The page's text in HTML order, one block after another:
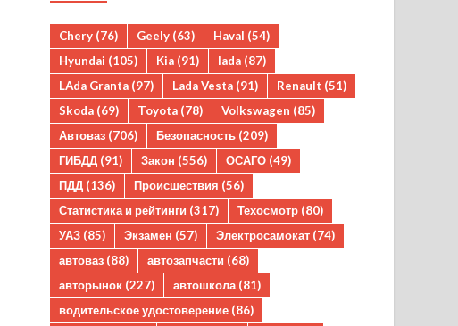
Chery (76) Geely (63) Haval (54)
Hyundai (105) Kia (91) lada (87)
LAda Granta (97) Lada Vesta (91) Renault (51)
Skoda (69) Toyota (78) Volkswagen (85)
Автоваз (706) Безопасность (209)
ГИБДД (91) Закон (556) ОСАГО (49)
ПДД (136) Происшествия (56)
Статистика и рейтинги (317) Техосмотр (80)
УАЗ (85) Экзамен (57) Электросамокат (74)
автоваз (88) автозапчасти (68)
авторынок (227) автошкола (81)
водительское удостоверение (86)